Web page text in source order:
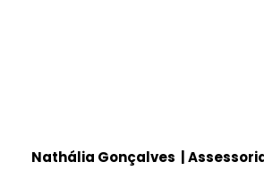
Nathália Gonçalves |